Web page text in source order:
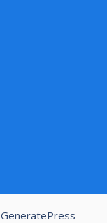
GeneratePress